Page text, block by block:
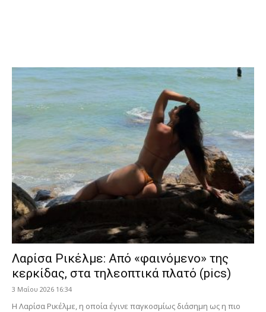
Λαρίσα Ρικέλμε: Από «φαινόμενο» της
κερκίδας, στα τηλεοπτικά πλατό (pics)
3 Μαΐου 2026 16:34
Η Λαρίσα Ρικέλμε, η οποία έγινε παγκοσμίως διάσημη ως η πιο